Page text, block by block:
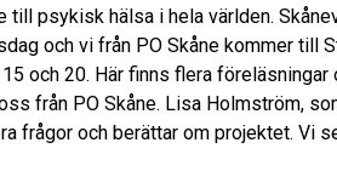
till psykisk hälsa i hela världen.
och vi från PO Skåne kommer till
och 20. Här finns flera
från PO Skåne. Lisa Holmström,
frågor och berättar om projektet. Vi